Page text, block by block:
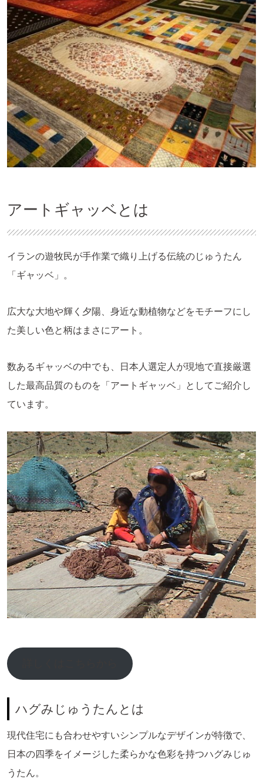
アートギャッベとは
イランの遊牧民が手作業で織り上げる伝統のじゅうたん
「ギャッベ」。
広大な大地や輝く夕陽、身近な動植物などをモチーフにし
た美しい色と柄はまさにアート。
数あるギャッベの中でも、日本人選定人が現地で直接厳選
した最高品質のものを「アートギャッベ」としてご紹介し
ています。
ハグみじゅうたんとは
現代住宅にも合わせやすいシンプルなデザインが特徴で、
日本の四季をイメージした柔らかな色彩を持つハグみじゅ
うたん。